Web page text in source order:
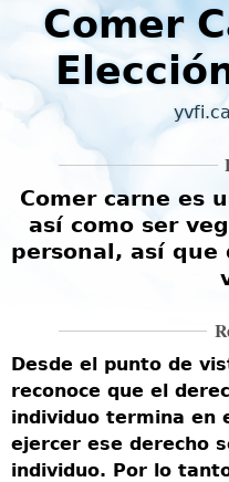
Comer
Comer carne es
así como ser
personal, así que
Desde el punto de
reconoce que el
individuo termina en
ejercer ese derecho
individuo. Por lo